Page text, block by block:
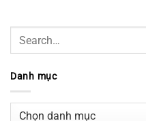
Danh mục